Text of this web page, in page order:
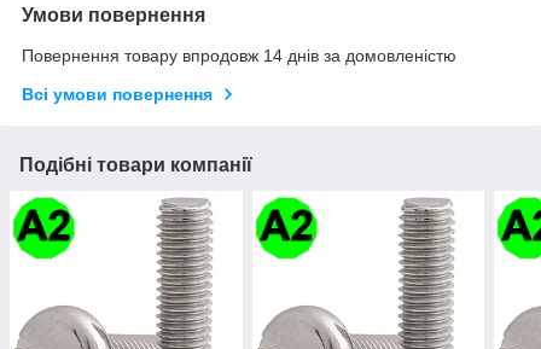
Умови повернення
Повернення товару впродовж 14 днів за домовленістю
Всі умови повернення
Подібні товари компанії